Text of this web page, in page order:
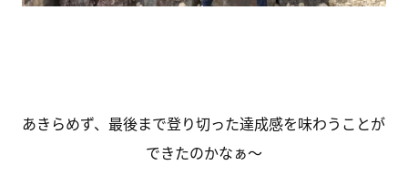
あきらめず、最後まで登り切った達成感を味わうことが
できたのかなぁ～